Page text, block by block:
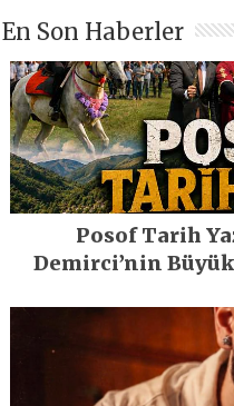
En Son Haberler
Posof Tarih
Demirci’nin